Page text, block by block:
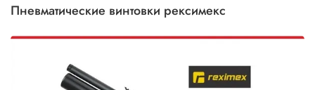
пневматические винтовки рексимекс